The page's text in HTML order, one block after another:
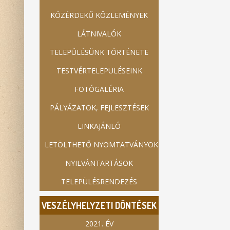
KÖZÉRDEKŰ KÖZLEMÉNYEK
LÁTNIVALÓK
TELEPÜLÉSÜNK TÖRTÉNETE
TESTVÉRTELEPÜLÉSEINK
FOTÓGALÉRIA
PÁLYÁZATOK, FEJLESZTÉSEK
LINKAJÁNLÓ
LETÖLTHETŐ NYOMTATVÁNYOK
NYILVÁNTARTÁSOK
TELEPÜLÉSRENDEZÉS
VESZÉLYHELYZETI DÖNTÉSEK
2021. ÉV